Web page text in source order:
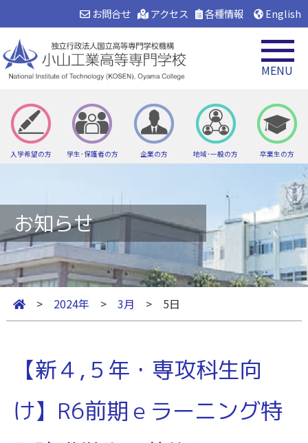
English
各種情報
アクセス
お問合せ
入学希望の方 学生･保護者の方 企業の方 地域･一般の方 卒業生の方
MENU
お知らせ
> 2024年 > 3月 > 5日
【新４,５年・専攻科生向
け】R6前期ｅラーニング特